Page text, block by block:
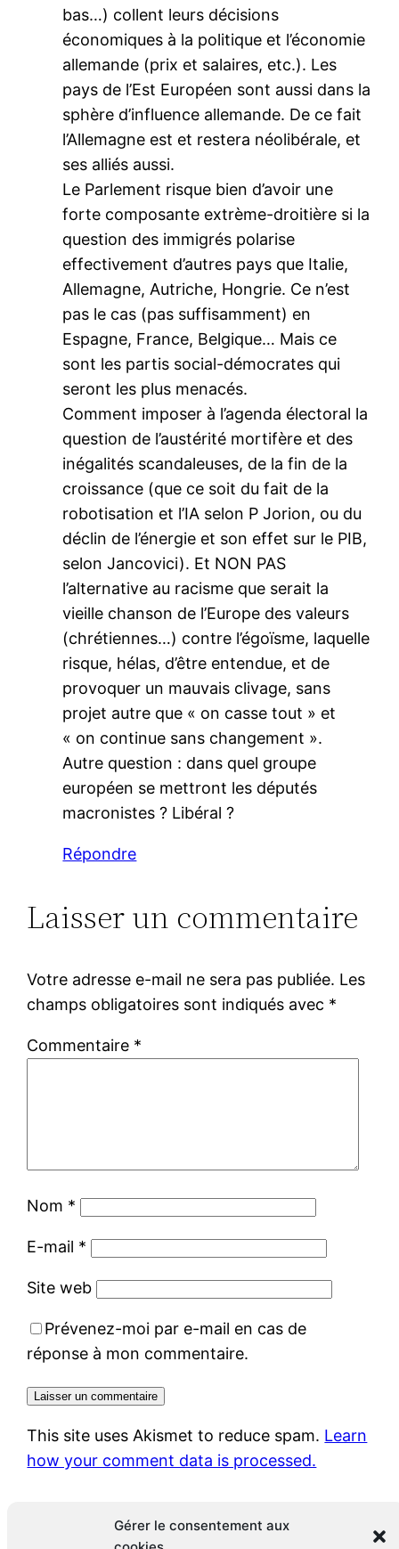
Gérer le consentement aux
bas…) collent leurs décisions
économiques à la politique et l’économie
allemande (prix et salaires, etc.). Les
pays de l’Est Européen sont aussi dans la
sphère d’influence allemande. De ce fait
l’Allemagne est et restera néolibérale, et
ses alliés aussi.
Le Parlement risque bien d’avoir une
forte composante extrème-droitière si la
question des immigrés polarise
effectivement d’autres pays que Italie,
Allemagne, Autriche, Hongrie. Ce n’est
pas le cas (pas suffisamment) en
Espagne, France, Belgique… Mais ce
sont les partis social-démocrates qui
seront les plus menacés.
Comment imposer à l’agenda électoral la
question de l’austérité mortifère et des
inégalités scandaleuses, de la fin de la
croissance (que ce soit du fait de la
robotisation et l’IA selon P Jorion, ou du
déclin de l’énergie et son effet sur le PIB,
selon Jancovici). Et NON PAS
l’alternative au racisme que serait la
vieille chanson de l’Europe des valeurs
(chrétiennes…) contre l’égoïsme, laquelle
risque, hélas, d’être entendue, et de
provoquer un mauvais clivage, sans
projet autre que « on casse tout » et
« on continue sans changement ».
Autre question : dans quel groupe
européen se mettront les députés
macronistes ? Libéral ?
Répondre
Laisser un commentaire
Votre adresse e-mail ne sera pas publiée. Les
champs obligatoires sont indiqués avec *
Commentaire *
Nom *
E-mail *
Site web
Prévenez-moi par e-mail en cas de
réponse à mon commentaire.
This site uses Akismet to reduce spam. Learn
how your comment data is processed.